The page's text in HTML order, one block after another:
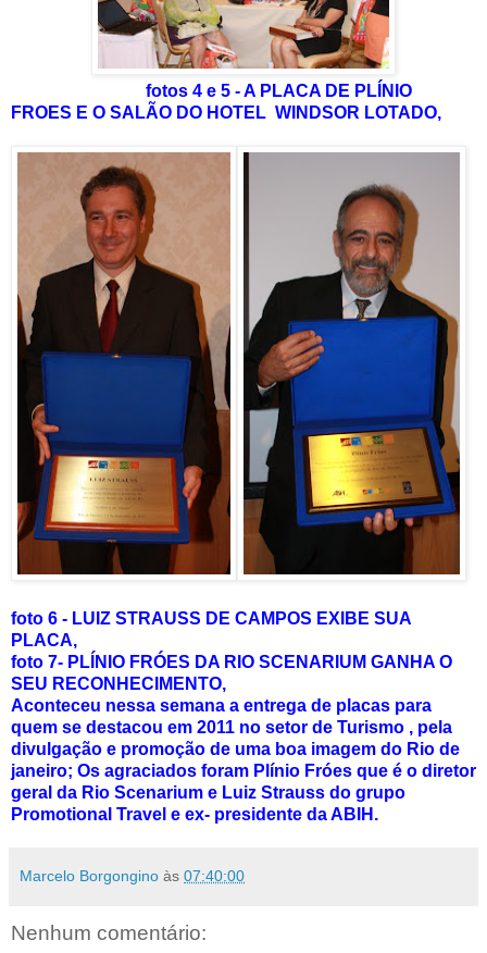
fotos 4 e 5 - A PLACA DE PLÍNIO
FROES E O SALÃO DO HOTEL WINDSOR LOTADO,
foto 6 - LUIZ STRAUSS DE CAMPOS EXIBE SUA
PLACA,
foto 7- PLÍNIO FRÓES DA RIO SCENARIUM GANHA O
SEU RECONHECIMENTO,
Aconteceu nessa semana a entrega de placas para
quem se destacou em 2011 no setor de Turismo , pela
divulgação e promoção de uma boa imagem do Rio de
janeiro; Os agraciados foram Plínio Fróes que é o diretor
geral da Rio Scenarium e Luiz Strauss do grupo
Promotional Travel e ex- presidente da ABIH.
Marcelo Borgongino às 07:40:00
Nenhum comentário: